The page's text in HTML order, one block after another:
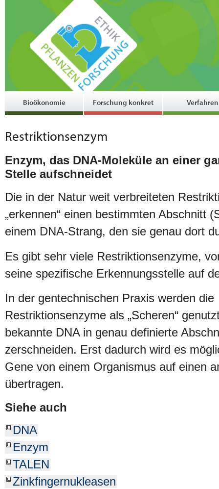
Bioökonomie Forschung konkret Verfahren
Restriktionsenzym
Enzym, das DNA-Moleküle an einer
Stelle aufschneidet
Die in der Natur weit verbreiteten
„erkennen“ einen bestimmten Abschnitt
einem DNA-Strang, den sie genau dort
Es gibt sehr viele Restriktionsenzyme,
seine spezifische Erkennungsstelle auf
In der gentechnischen Praxis werden die
Restriktionsenzyme als „Scheren“
bekannte DNA in genau definierte
zerschneiden. Erst dadurch wird es
Gene von einem Organismus auf einen
übertragen.
Siehe auch
DNA
Enzym
TALEN
Zinkfingernukleasen